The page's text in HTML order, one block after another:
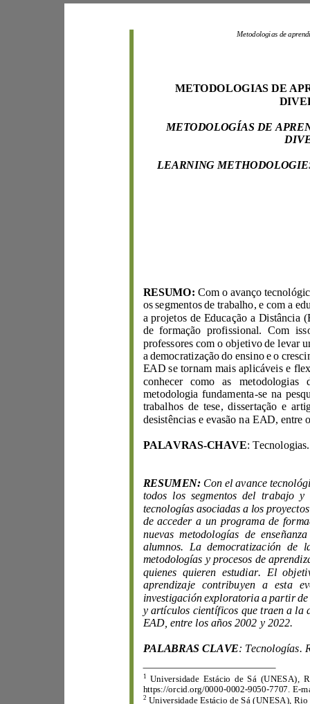
RESUMO:
os segmentos de trabalho,
a projetos de Educação a D
istância (
de formação profissional.
professores com o
a
democratização do ensino e
conhecer como
metodologia fundamenta-
trabalhos de t
PALAVRAS- CHAVE : Tecnologias.
RESUMEN:
nuevas metodologías de ense
alumnos.
quienes quieren estudi ar.
y artículos
EAD, entre los años 2002 y 2022.
PALABRAS CLAVE : Tecnologías.
1
https://orcid.org/0000- 0002- 9050- 7707. E-
2